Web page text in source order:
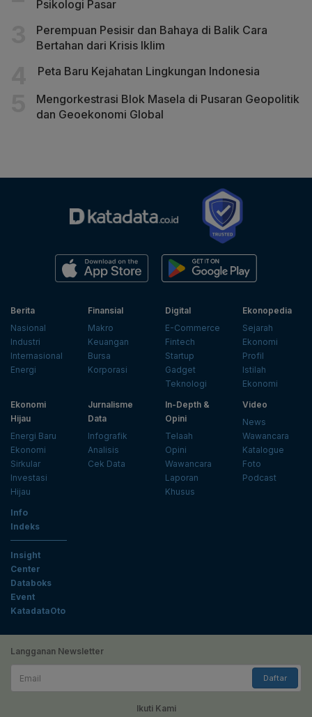
Psikologi Pasar
Perempuan Pesisir dan Bahaya di Balik Cara
Bertahan dari Krisis Iklim
Peta Baru Kejahatan Lingkungan Indonesia
Mengorkestrasi Blok Masela di Pusaran Geopolitik
dan Geoekonomi Global
Berita
Nasional
Industri
Internasional
Energi
Finansial
Makro
Keuangan
Bursa
Korporasi
Digital
E-Commerce
Fintech
Startup
Gadget
Teknologi
Ekonopedia
Sejarah
Ekonomi
Profil
Istilah
Ekonomi
Ekonomi
Hijau
Energi Baru
Ekonomi
Sirkular
Investasi
Hijau
Jurnalisme
Data
Infografik
Analisis
Cek Data
In-Depth &
Opini
Telaah
Opini
Wawancara
Laporan
Khusus
Video
News
Wawancara
Katalogue
Foto
Podcast
Info
Indeks
Insight
Center
Databoks
Event
KatadataOto
Langganan Newsletter
Daftar
Ikuti Kami